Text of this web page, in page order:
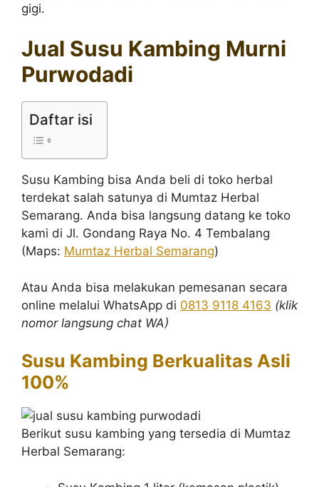
gigi.
Jual Susu Kambing Murni
Purwodadi
Daftar isi
Susu Kambing bisa Anda beli di toko herbal
terdekat salah satunya di Mumtaz Herbal
Semarang. Anda bisa langsung datang ke toko
kami di Jl. Gondang Raya No. 4 Tembalang
(Maps: Mumtaz Herbal Semarang)
Atau Anda bisa melakukan pemesanan secara
online melalui WhatsApp di 0813 9118 4163 (klik
nomor langsung chat WA)
Susu Kambing Berkualitas Asli
100%
Berikut susu kambing yang tersedia di Mumtaz
Herbal Semarang: